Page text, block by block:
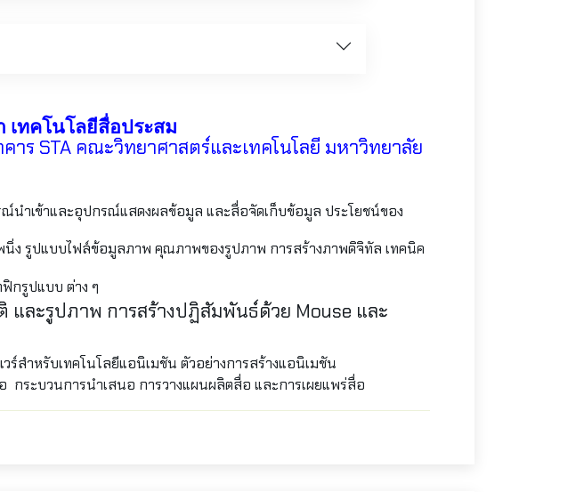
เทคโนโลยีสื่อประสม
คาร STA คณะวิทยาศาสตร์และเทคโนโลยี มหาวิทยาลัย
นำเข้าและอุปกรณ์แสดงผลข้อมูล และสื่อจัดเก็บข้อมูล ประโยชน์ของ
ง รูปแบบไฟล์ข้อมูลภาพ คุณภาพของรูปภาพ การสร้างภาพดิจิทัล เทคนิค
กรูปแบบ ต่าง ๆ
และรูปภาพ การสร้างปฏิสัมพันธ์ด้วย Mouse และ
สำหรับเทคโนโลยีแอนิเมชัน ตัวอย่างการสร้างแอนิเมชัน
กระบวนการนำเสนอ การวางแผนผลิตสื่อ และการเผยแพร่สื่อ